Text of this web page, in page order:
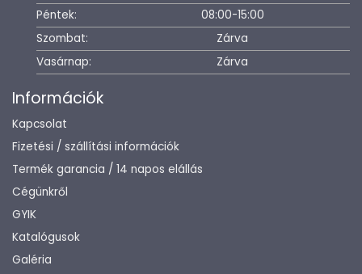
Péntek:
08:00-15:00
Szombat:
Zárva
Vasárnap:
Zárva
Információk
Kapcsolat
Fizetési / szállítási információk
Termék garancia / 14 napos elállás
Cégünkről
GYIK
Katalógusok
Galéria